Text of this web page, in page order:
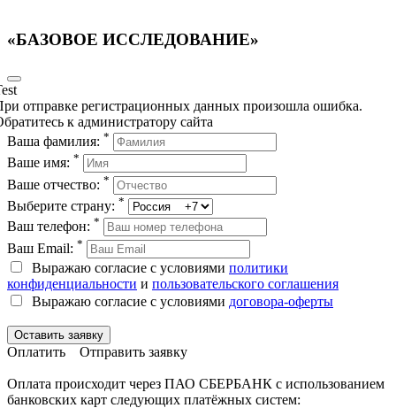
«БАЗОВОЕ ИССЛЕДОВАНИЕ»
отправке регистрационных данных произошла ошибка.
к администратору сайта
Ваша фамилия: *
Ваше имя: *
Ваше отчество: *
Выберите страну: *
Ваш телефон: *
Ваш Email: *
Выражаю согласие с условиями политики
конфиденциальности и пользовательского соглашения
Выражаю согласие с условиями договора-оферты
Оставить заявку
Оплатить Отправить заявку
Оплата происходит через ПАО СБЕРБАНК с использованием
банковских карт следующих платёжных систем: